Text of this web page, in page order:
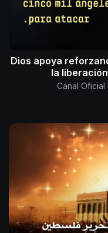
Dios apoya
la
Canal Oficial